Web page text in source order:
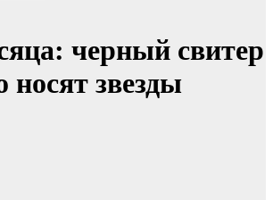
черный свитер
звезды